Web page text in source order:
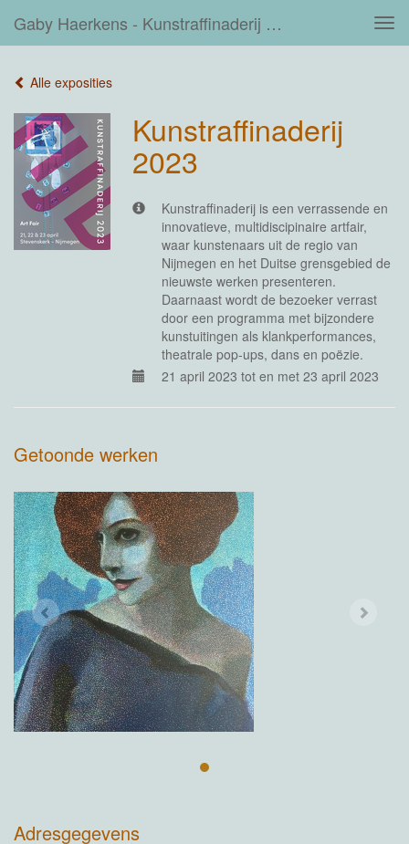
Gaby Haerkens - Kunstraffinaderij 2023
Alle exposities
Kunstraffinaderij
2023
Kunstraffinaderij is een verrassende en
innovatieve, multidiscipinaire artfair,
waar kunstenaars uit de regio van
Nijmegen en het Duitse grensgebied de
nieuwste werken presenteren.
Daarnaast wordt de bezoeker verrast
door een programma met bijzondere
kunstuitingen als klankperformances,
theatrale pop-ups, dans en poëzie.
21 april 2023 tot en met 23 april 2023
Getoonde werken
Adresgegevens